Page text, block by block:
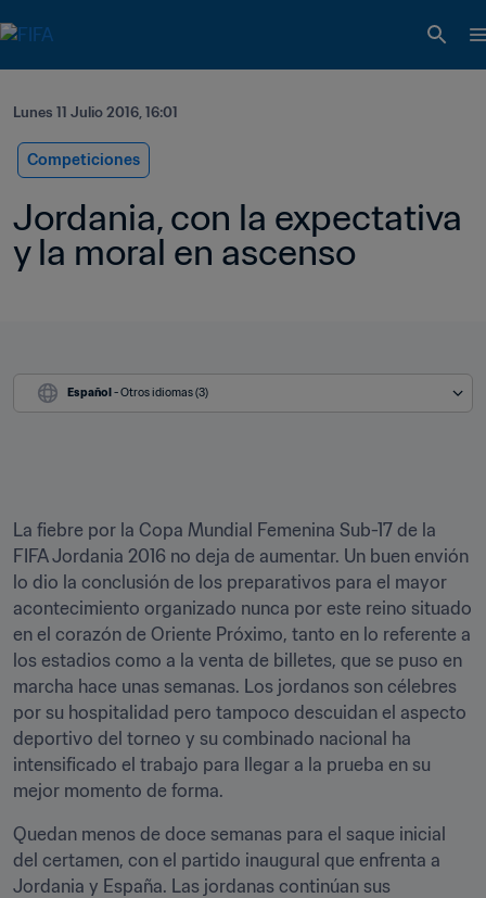
Lunes 11 Julio 2016, 16:01
Competiciones
Jordania, con la expectativa
y la moral en ascenso
Español - Otros idiomas (3)
La fiebre por la Copa Mundial Femenina Sub-17 de la
FIFA Jordania 2016 no deja de aumentar. Un buen envión
lo dio la conclusión de los preparativos para el mayor
acontecimiento organizado nunca por este reino situado
en el corazón de Oriente Próximo, tanto en lo referente a
los estadios como a la venta de billetes, que se puso en
marcha hace unas semanas. Los jordanos son célebres
por su hospitalidad pero tampoco descuidan el aspecto
deportivo del torneo y su combinado nacional ha
intensificado el trabajo para llegar a la prueba en su
mejor momento de forma.
Quedan menos de doce semanas para el saque inicial
del certamen, con el partido inaugural que enfrenta a
Jordania y España. Las jordanas continúan sus